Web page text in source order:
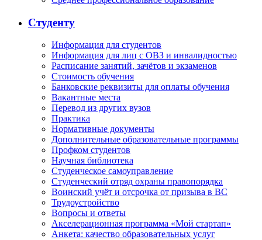
Студенту
Информация для студентов
Информация для лиц с ОВЗ и инвалидностью
Расписание занятий, зачётов и экзаменов
Стоимость обучения
Банковские реквизиты для оплаты обучения
Вакантные места
Перевод из других вузов
Практика
Нормативные документы
Дополнительные образовательные программы
Профком студентов
Научная библиотека
Студенческое самоуправление
Студенческий отряд охраны правопорядка
Воинский учёт и отсрочка от призыва в ВС
Трудоустройство
Вопросы и ответы
Акселерационная программа «Мой стартап»
Анкета: качество образовательных услуг